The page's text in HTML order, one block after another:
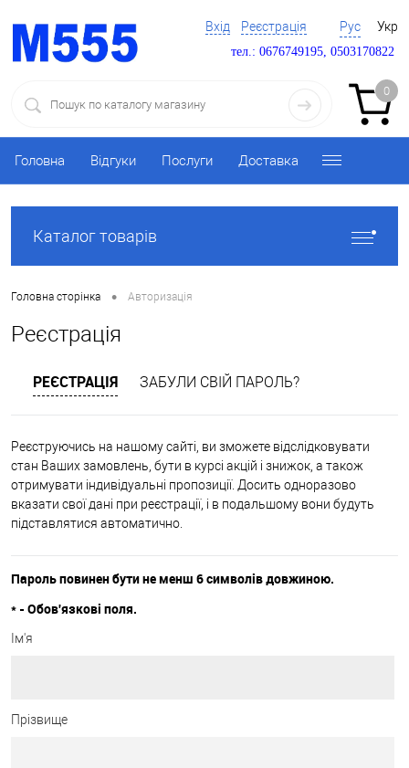
Вхід Реєстрація Рус Укр
тел.: 0676749195, 0503170822
0
Головна Відгуки Послуги Доставка
Каталог товарів
Головна сторінка • Авторизація
Реєстрація
РЕЄСТРАЦІЯ ЗАБУЛИ СВІЙ ПАРОЛЬ?
Реєструючись на нашому сайті, ви зможете відслідковувати
стан Ваших замовлень, бути в курсі акцій і знижок, а також
отримувати індивідуальні пропозиції. Досить одноразово
вказати свої дані при реєстрації, і в подальшому вони будуть
підставлятися автоматично.
Пароль повинен бути не менш 6 символів довжиною.
* - Обов'язкові поля.
Ім'я
Прізвище